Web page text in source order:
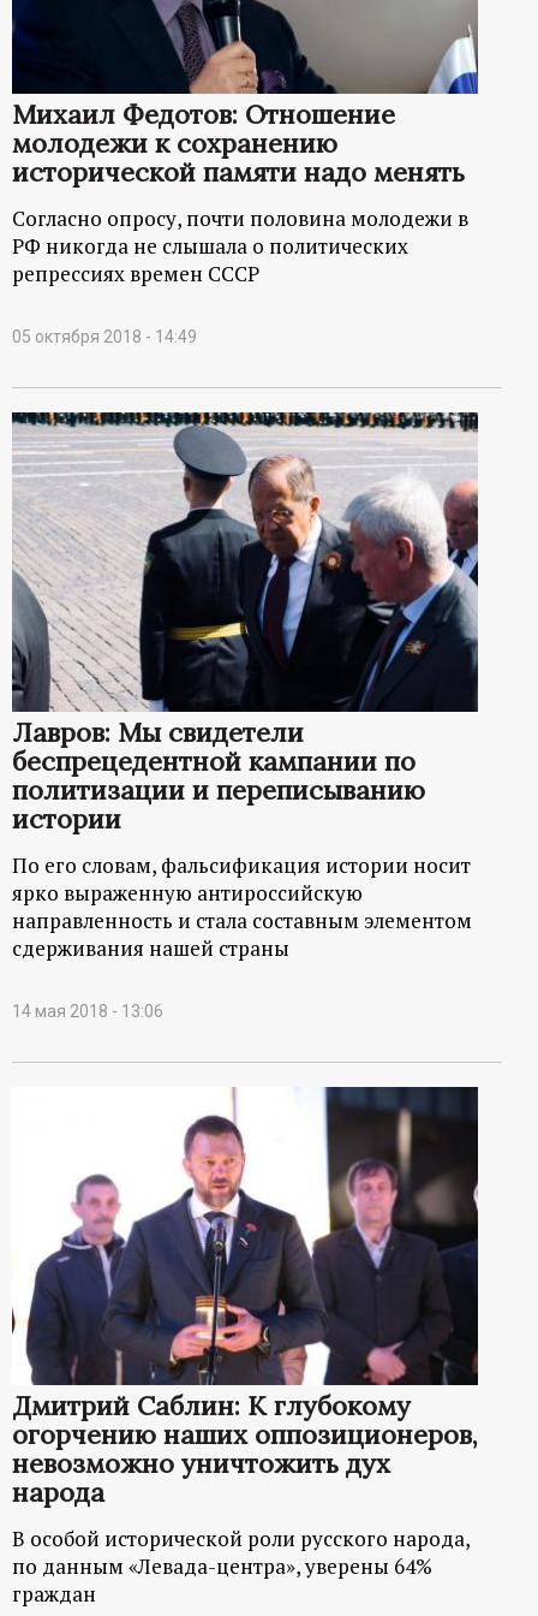
Михаил Федотов: Отношение
молодежи к сохранению
исторической памяти надо менять
Согласно опросу, почти половина молодежи в
РФ никогда не слышала о политических
репрессиях времен СССР
05 октября 2018 - 14:49
Лавров: Мы свидетели
беспрецедентной кампании по
политизации и переписыванию
истории
По его словам, фальсификация истории носит
ярко выраженную антироссийскую
направленность и стала составным элементом
сдерживания нашей страны
14 мая 2018 - 13:06
Дмитрий Саблин: К глубокому
огорчению наших оппозиционеров,
невозможно уничтожить дух
народа
В особой исторической роли русского народа,
по данным «Левада-центра», уверены 64%
граждан